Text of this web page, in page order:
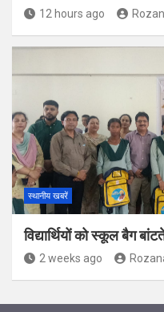
12 hours ago
स्थानीय खबरें
विद्यार्थियों को स्कूल बैग
2 weeks ago